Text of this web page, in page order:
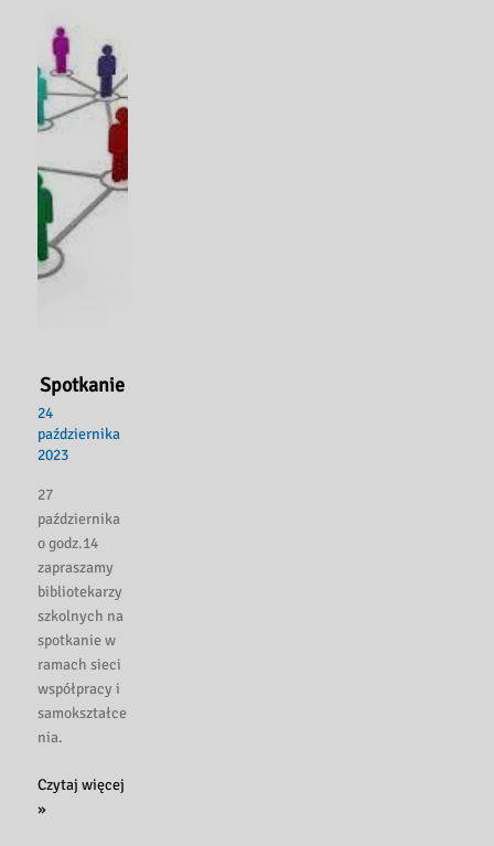
Spotkanie
24
października
2023
27
października
o godz.14
zapraszamy
bibliotekarzy
szkolnych na
spotkanie w
ramach sieci
współpracy i
samokształce
nia.
Spotkanie
Czytaj więcej
»